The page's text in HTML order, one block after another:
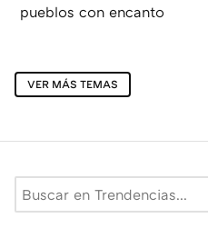
pueblos con encanto
VER MÁS TEMAS